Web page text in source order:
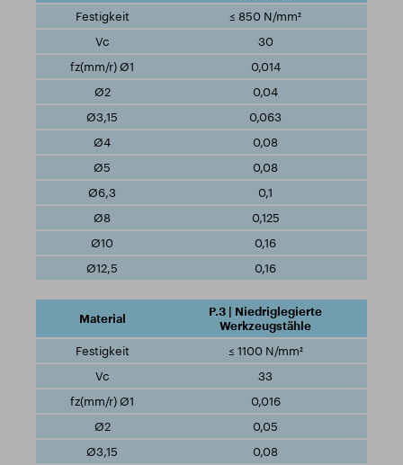
≤ 850 N/mm²
30
0,014
0,04
0,063
0,08
0,08
0,1
0,125
0,16
0,16
P.3 | Niedriglegierte
Werkzeugstähle
≤ 1100 N/mm²
33
0,016
0,05
0,08